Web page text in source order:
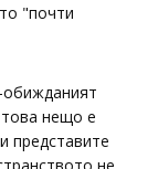
"почти
обижданият
нещо е
представите